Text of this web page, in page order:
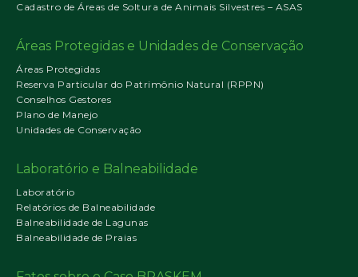
Cadastro de Áreas de Soltura de Animais Silvestres – ASAS
Áreas Protegidas e Unidades de Conservação
Áreas Protegidas
Reserva Particular do Patrimônio Natural (RPPN)
Conselhos Gestores
Plano de Manejo
Unidades de Conservação
Laboratório e Balneabilidade
Laboratório
Relatórios de Balneabilidade
Balneabilidade de Lagunas
Balneabilidade de Praias